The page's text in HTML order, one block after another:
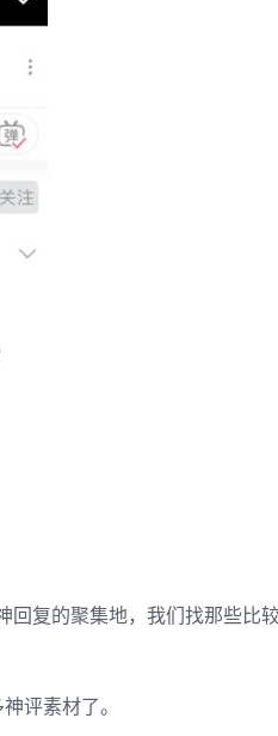
复的聚集地，我们找那些比
评素材了。